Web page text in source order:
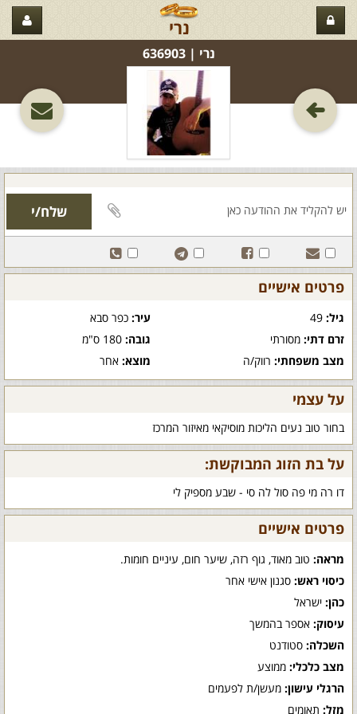
נרי
נרי‏ | 636903
פרטים אישיים
גיל: עיר:כפר סבא
זרם דתי: מסורתי גובה:180 ס"מ
מצב משפחתי: רווק/ה מוצא:אחר
על עצמי
בחור טוב נעים הליכות מוסיקאי מאיזור המרכז
על בת הזוג המבוקשת:
דו רה מי פה סול לה סי - שבע מספיק לי
פרטים אישיים
מראה: טוב מאוד, גוף רזה, שיער חום, עיניים חומות.
כיסוי ראש: סגנון אישי אחר
כהן: ישראל
עיסוק: אספר בהמשך
השכלה: סטודנט
מצב כלכלי: ממוצע
הרגלי עישון: מעשן/ת לפעמים
מזל: תאומים